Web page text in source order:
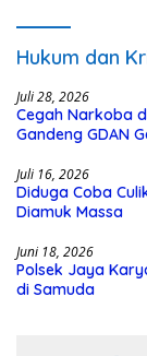
Hukum dan
Juli 28, 2026
Cegah Narkoba
Gandeng GDAN
Juli 16, 2026
Diduga Coba
Diamuk Massa
Juni 18, 2026
Polsek Jaya
di Samuda